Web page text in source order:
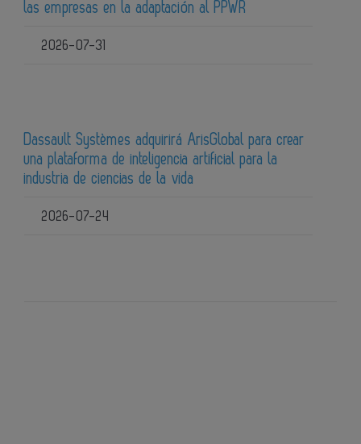
las empresas en la adaptación al PPWR
2026-07-31
Dassault Systèmes adquirirá ArisGlobal para crear
una plataforma de inteligencia artificial para la
industria de ciencias de la vida
2026-07-24